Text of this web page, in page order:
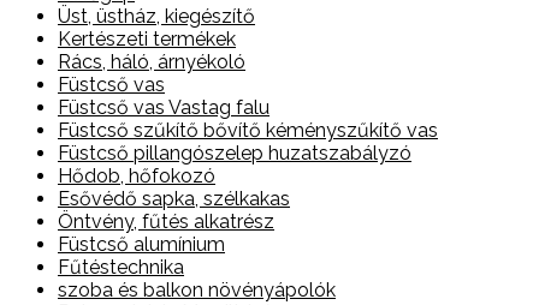
Üst, üstház, kiegészítő
Kertészeti termékek
Rács, háló, árnyékoló
Füstcső vas
Füstcső vas Vastag falu
Füstcső szűkítő bővítő kéményszűkítő vas
Füstcső pillangószelep huzatszabályzó
Hődob, hőfokozó
Esővédő sapka, szélkakas
Öntvény, fűtés alkatrész
Füstcső alumínium
Fűtéstechnika
szoba és balkon növényápolók